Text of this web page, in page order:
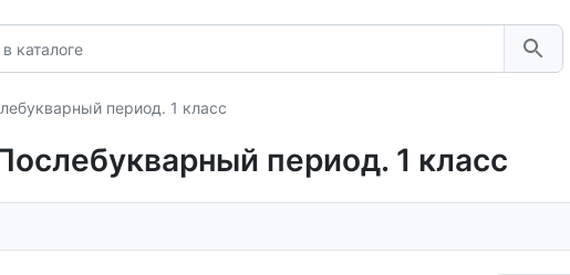
период. 1 класс
период. 1 класс